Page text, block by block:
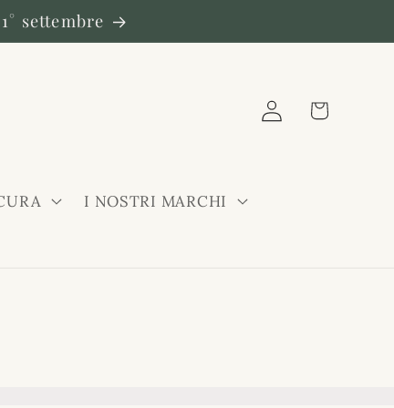
settembre
I NOSTRI MARCHI
Accedi Carrello